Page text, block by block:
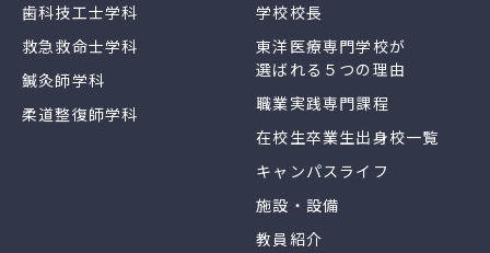
歯科技工士学科
救急救命士学科
鍼灸師学科
柔道整復師学科
学校校長
東洋医療専門学校が
選ばれる５つの理由
職業実践専門課程
在校生卒業生出身校一覧
キャンパスライフ
施設・設備
教員紹介